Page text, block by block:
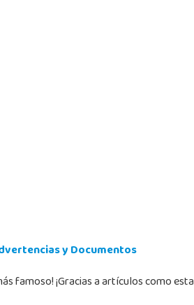
y Documentos
famoso! ¡Gracias a artículos como esta